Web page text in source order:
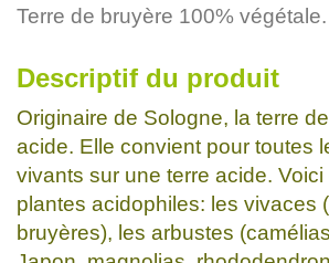
Terre de bruyère 100% végétale.
Descriptif du produit
Originaire de Sologne, la terre
acide. Elle convient pour toutes
vivants sur une terre acide.
plantes acidophiles: les vivaces
bruyères), les arbustes